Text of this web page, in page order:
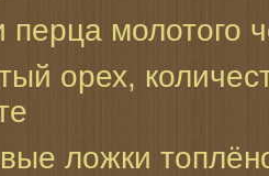
перца молотого
орех,
ложки